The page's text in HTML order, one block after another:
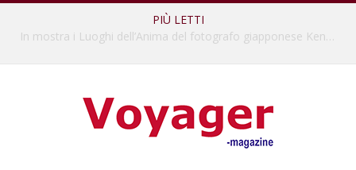
PIÙ LETTI
L’Oltrepò pavese si valorizza attraverso 15 percorsi enoturistici